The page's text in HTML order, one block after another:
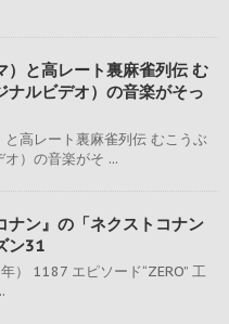
）と高レート裏麻雀列伝 む
ナルビデオ）の音楽がそっ
高レート裏麻雀列伝 むこうぶ
）の音楽がそ ...
ナン』の「ネクストコナン
ン31
） 1187 エピソード“ZERO” 工